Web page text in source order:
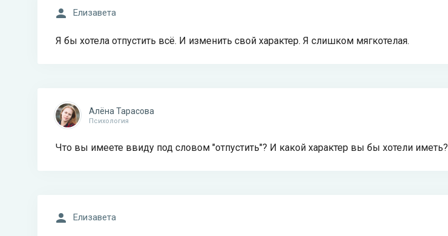
Елизавета
Я бы хотела отпустить всё. И изменить свой характер. Я слишком мягкотелая.
Алёна Тарасова
Психология
Что вы имеете ввиду под словом "отпустить"? И какой характер вы бы хотели иметь?
Елизавета